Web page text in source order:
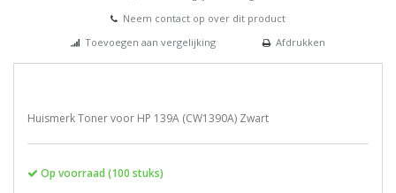
Neem contact op over dit product
Toevoegen aan vergelijking
Afdrukken
Huismerk Toner voor HP 139A (CW1390A) Zwart
Op voorraad (100 stuks)